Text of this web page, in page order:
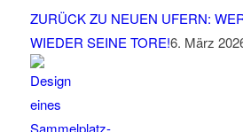
ZURÜCK ZU NEUEN UFERN:
WIEDER SEINE TORE!6. März